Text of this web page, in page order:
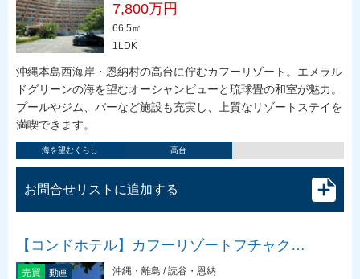
7,800万円
66.5㎡
1LDK
沖縄本島西海岸・恩納村の高台に佇むカフーリゾート。エメラル
ドグリーンの海を望むオーシャンビューと琉球畳の和室が魅力。
プールやジム、バーなど施設も充実し、上質なリゾートステイを
満喫できます。
海を望むくらし 高台
お問合せリストに追加する
【コンドホテル】カフーリゾートフチャク…
売買 動画
沖縄・離島 / 読谷・恩納